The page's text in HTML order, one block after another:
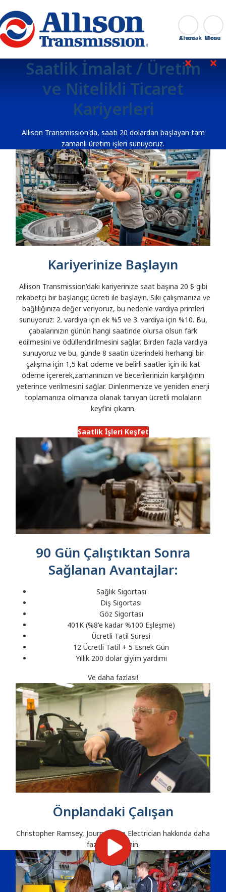
Go Home Aramak
Close
Saatlik İmalat / Üretim
ve Nitelikli Ticaret
Kariyerleri
Allison Transmission'da, saati 20 dolardan başlayan tam
zamanlı üretim işleri sunuyoruz.
Kariyerinize Başlayın
Allison Transmission'daki kariyerinize saat başına 20 $ gibi
rekabetçi bir başlangıç ücreti ile başlayın. Sıkı çalışmanıza ve
bağlılığınıza değer veriyoruz, bu nedenle vardiya primleri
sunuyoruz: 2. vardiya için ek %5 ve 3. vardiya için %10. Bu,
çabalarınızın günün hangi saatinde olursa olsun fark
edilmesini ve ödüllendirilmesini sağlar. Birden fazla vardiya
sunuyoruz ve bu, günde 8 saatin üzerindeki herhangi bir
çalışma için 1,5 kat ödeme ve belirli saatler için iki kat
ödeme içererek,zamanınızın ve becerilerinizin karşılığının
yeterince verilmesini sağlar. Dinlenmenize ve yeniden enerji
toplamanıza olmanıza olanak tanıyan ücretli molaların
keyfini çıkarın.
Saatlik İşleri Keşfet
90 Gün Çalıştıktan Sonra
Sağlanan Avantajlar:
Sağlık Sigortası
Diş Sigortası
Göz Sigortası
401K (%8'e kadar %100 Eşleşme)
Ücretli Tatil Süresi
12 Ücretli Tatil + 5 Esnek Gün
Yıllık 200 dolar giyim yardımı
Ve daha fazlası!
Önplandaki Çalışan
Christopher Ramsey, Journeyman Electrician hakkında daha
fazla bilgi edinin.